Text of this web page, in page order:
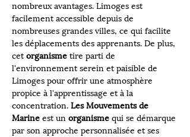
nombreux avantages. Limoges est
facilement accessible depuis de
nombreuses grandes villes, ce qui facilite
les déplacements des apprenants. De plus,
cet organisme tire parti de
l'environnement serein et paisible de
Limoges pour offrir une atmosphère
propice à l'apprentissage et à la
concentration. Les Mouvements de
Marine est un organisme qui se démarque
par son approche personnalisée et ses